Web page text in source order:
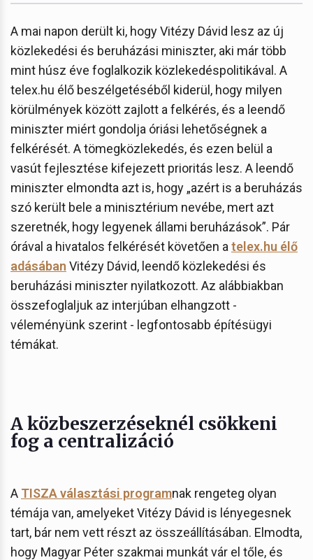
A mai napon derült ki, hogy Vitézy Dávid lesz az új
közlekedési és beruházási miniszter, aki már több
mint húsz éve foglalkozik közlekedéspolitikával. A
telex.hu élő beszélgetéséből kiderül, hogy milyen
körülmények között zajlott a felkérés, és a leendő
miniszter miért gondolja óriási lehetőségnek a
felkérését. A tömegközlekedés, és ezen belül a
vasút fejlesztése kifejezett prioritás lesz. A leendő
miniszter elmondta azt is, hogy „azért is a beruházás
szó került bele a minisztérium nevébe, mert azt
szeretnék, hogy legyenek állami beruházások”. Pár
órával a hivatalos felkérését követően a telex.hu élő
adásában Vitézy Dávid, leendő közlekedési és
beruházási miniszter nyilatkozott. Az alábbiakban
összefoglaljuk az interjúban elhangzott -
véleményünk szerint - legfontosabb építésügyi
témákat.
A közbeszerzéseknél csökkeni
fog a centralizáció
A TISZA választási programnak rengeteg olyan
témája van, amelyeket Vitézy Dávid is lényegesnek
tart, bár nem vett részt az összeállításában. Elmodta,
hogy Magyar Péter szakmai munkát vár el tőle, és